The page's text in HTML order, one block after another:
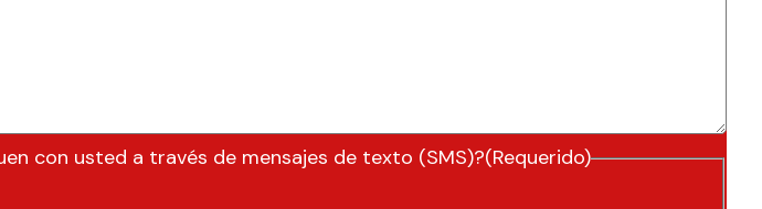
con usted a través de mensajes de texto (SMS)?(Requerido)